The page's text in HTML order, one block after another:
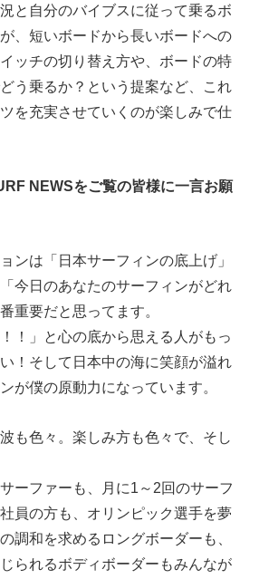
と自分のバイブスに従って乗るボ
、短いボードから長いボードへの
ッチの切り替え方や、ボードの特
う乗るか？という提案など、これ
を充実させていくのが楽しみで仕
NEWSをご覧の皆様に一言お願
ンは「日本サーフィンの底上げ」
今日のあなたのサーフィンがどれ
重要だと思ってます。
！」と心の底から思える人がもっ
！そして日本中の海に笑顔が溢れ
が僕の原動力になっています。
も色々。楽しみ方も色々で、そし
ーファーも、月に1～2回のサーフ
員の方も、オリンピック選手を夢
調和を求めるロングボーダーも、
られるボディボーダーもみんなが